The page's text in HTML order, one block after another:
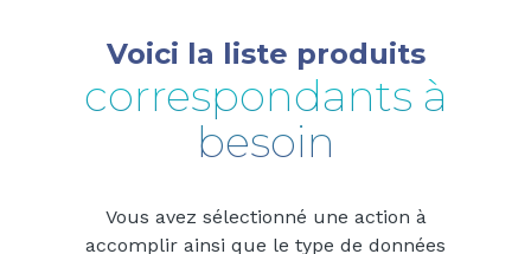
Voici la liste produits
correspondants à
besoin
Vous avez sélectionné une action à
accomplir ainsi que le type de données